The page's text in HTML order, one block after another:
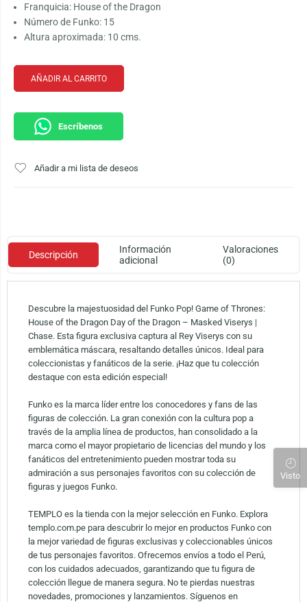
Franquicia: House of the Dragon
Número de Funko: 15
Altura aproximada: 10 cms.
AÑADIR AL CARRITO
Escríbenos
Añadir a mi lista de deseos
Descripción
Información
adicional
Valoraciones
(0)
Descubre la majestuosidad del Funko Pop! Game of Thrones:
House of the Dragon Day of the Dragon – Masked Viserys |
Chase. Esta figura exclusiva captura al Rey Viserys con su
emblemática máscara, resaltando detalles únicos. Ideal para
coleccionistas y fanáticos de la serie. ¡Haz que tu colección
destaque con esta edición especial!
Funko es la marca líder entre los conocedores y fans de las
figuras de colección. La gran conexión con la cultura pop a
través de la amplia línea de productos, han consolidado a la
marca como el mayor propietario de licencias del mundo y los
fanáticos del entretenimiento pueden mostrar toda su
admiración a sus personajes favoritos con su colección de
figuras y juegos Funko.
TEMPLO es la tienda con la mejor selección en Funko. Explora
templo.com.pe para descubrir lo mejor en productos Funko con
la mejor variedad de figuras exclusivas y coleccionables únicos
de tus personajes favoritos. Ofrecemos envíos a todo el Perú,
con los cuidados adecuados, garantizando que tu figura de
colección llegue de manera segura. No te pierdas nuestras
novedades, promociones y lanzamientos. Síguenos en
Visto